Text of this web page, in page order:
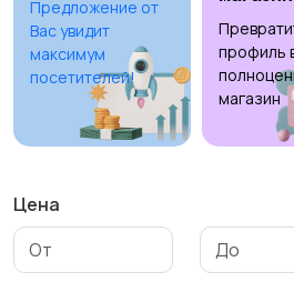
Предложение от
Вас увидит
максимум
посетителей!
профиль
магазин
Цена